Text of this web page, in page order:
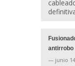
antirrobo
— junio